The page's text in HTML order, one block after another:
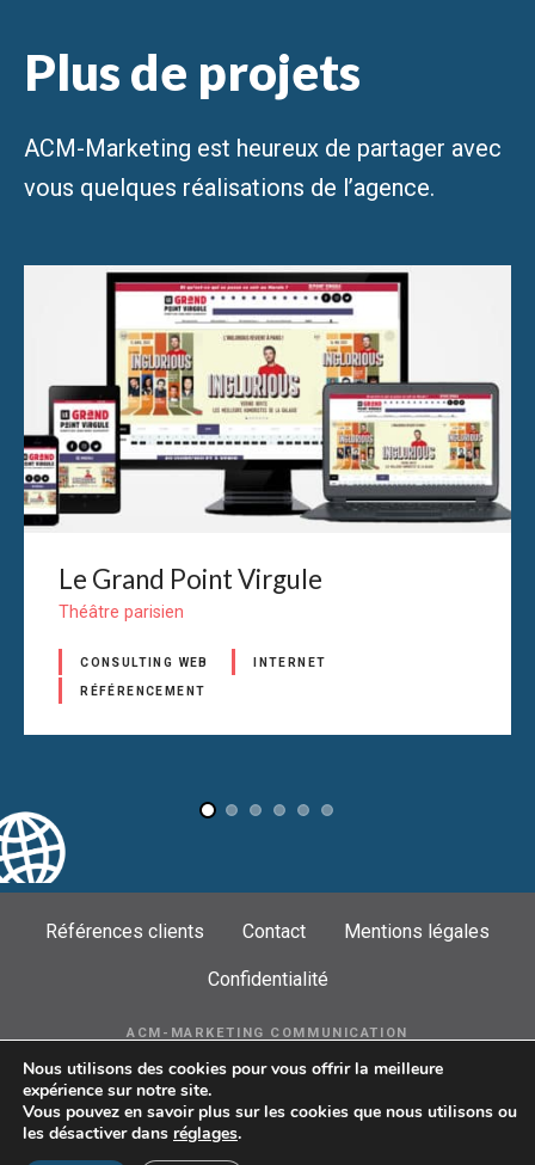
i
g
a
i
d
e
s
g
e
Plus de projets
ACM-Marketing est heureux de partager avec
vous quelques réalisations de l’agence.
Le Grand Point Virgule
Théâtre parisien
CONSULTING WEB INTERNET
RÉFÉRENCEMENT
Références clients Contact Mentions légales
Confidentialité
ACM-MARKETING COMMUNICATION
BP 20668 - 85806 ST GILLES CROIX DE VIE CEDEX
CONTACT@ACM-MARKETING.FR - 06 63 49 51 71
© 2016-2024 COPYRIGHT ACM-MARKETING.
TOUS DROITS RÉSERVÉS.
Nous utilisons des cookies pour vous offrir la meilleure
expérience sur notre site.
Vous pouvez en savoir plus sur les cookies que nous utilisons ou
les désactiver dans réglages.